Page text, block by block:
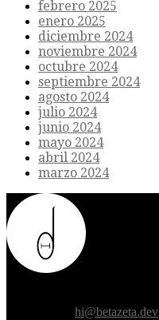
febrero 2025
enero 2025
diciembre 2024
noviembre 2024
octubre 2024
septiembre 2024
agosto 2024
julio 2024
junio 2024
mayo 2024
abril 2024
marzo 2024
hi@betazeta.dev